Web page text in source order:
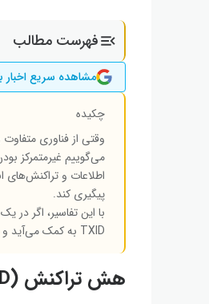
فهرست مطالب
مشاهده سریع اخبار
چکیده
وقتی از فناوری
می‌گوییم غیرمتمرکز
اطلاعات و تراکنش‌های
پیگیری کند.
با این تفاسیر، اگر در
TXID به کمک می‌آید و به عنوان راه‌حل اثبات تراکنش و معامله عمل می‌کند.
هش تراکنش (TXID) چیست؟